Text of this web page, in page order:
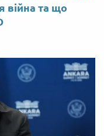
війна та що